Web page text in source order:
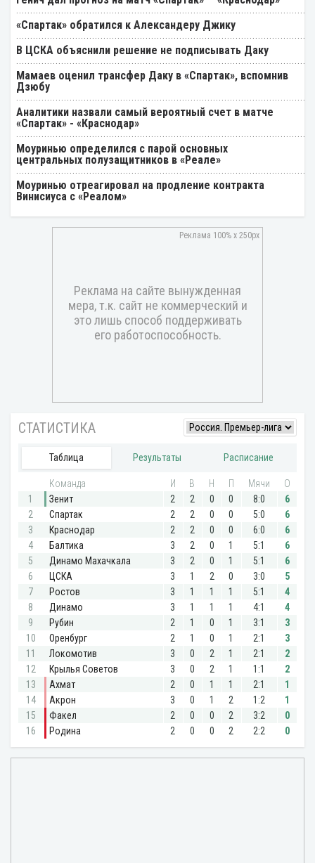
«Спартак» обратился к Александеру Джику
В ЦСКА объяснили решение не подписывать Даку
Мамаев оценил трансфер Даку в «Спартак», вспомнив
Дзюбу
Аналитики назвали самый вероятный счет в матче
«Спартак» - «Краснодар»
Моуринью определился с парой основных
центральных полузащитников в «Реале»
Моуринью отреагировал на продление контракта
Винисиуса с «Реалом»